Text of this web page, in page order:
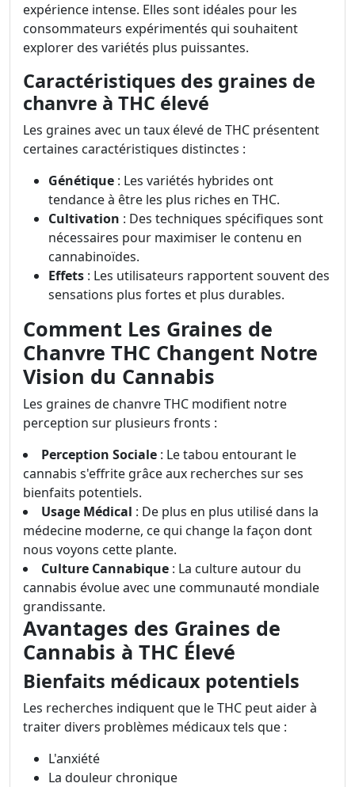
expérience intense. Elles sont idéales pour les
consommateurs expérimentés qui souhaitent
explorer des variétés plus puissantes.
Caractéristiques des graines de
chanvre à THC élevé
Les graines avec un taux élevé de THC présentent
certaines caractéristiques distinctes :
Génétique : Les variétés hybrides ont
tendance à être les plus riches en THC.
Cultivation : Des techniques spécifiques sont
nécessaires pour maximiser le contenu en
cannabinoïdes.
Effets : Les utilisateurs rapportent souvent des
sensations plus fortes et plus durables.
Comment Les Graines de
Chanvre THC Changent Notre
Vision du Cannabis
Les graines de chanvre THC modifient notre
perception sur plusieurs fronts :
Perception Sociale : Le tabou entourant le
cannabis s'effrite grâce aux recherches sur ses
bienfaits potentiels.
Usage Médical : De plus en plus utilisé dans la
médecine moderne, ce qui change la façon dont
nous voyons cette plante.
Culture Cannabique : La culture autour du
cannabis évolue avec une communauté mondiale
grandissante.
Avantages des Graines de
Cannabis à THC Élevé
Bienfaits médicaux potentiels
Les recherches indiquent que le THC peut aider à
traiter divers problèmes médicaux tels que :
L'anxiété
La douleur chronique